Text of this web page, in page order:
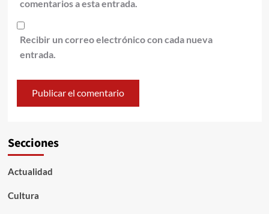
comentarios a esta entrada.
Recibir un correo electrónico con cada nueva
entrada.
Secciones
Actualidad
Cultura